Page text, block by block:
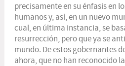
precisamente en su énfasis en
humanos y, así, en un nuevo
cual, en última instancia, se
resurrección, pero que ya se
mundo. De estos gobernantes
ahora, que no han reconocido